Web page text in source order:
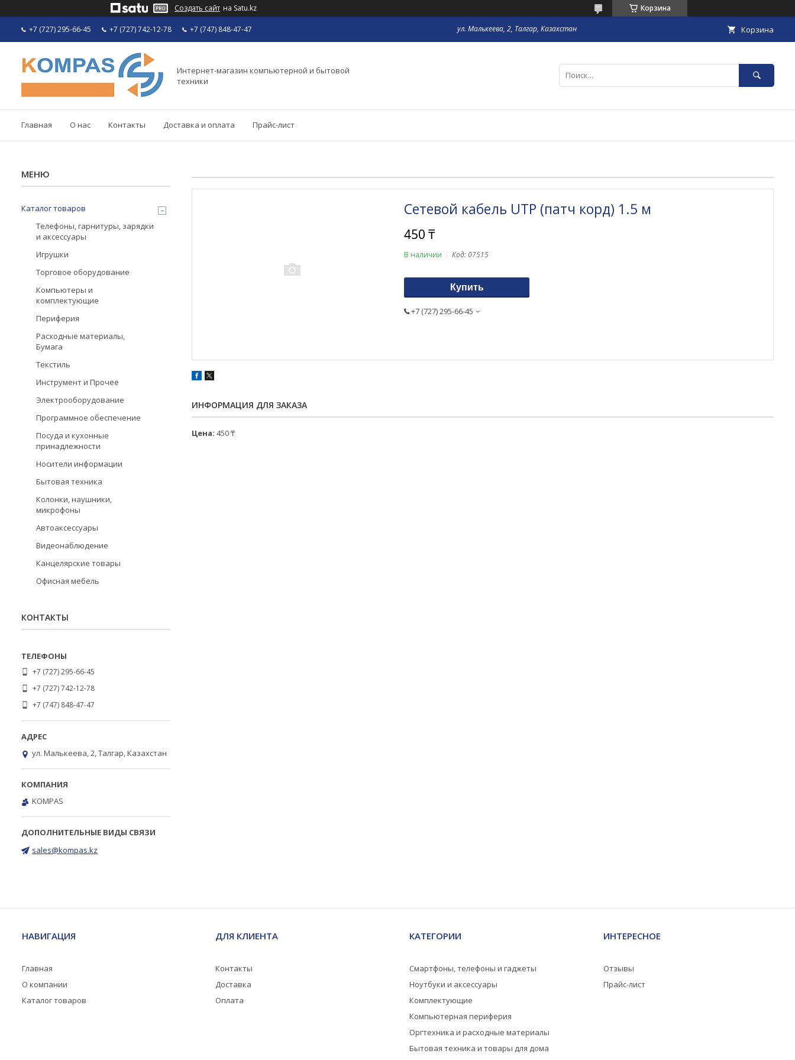
Создать сайт на Satu.kz Корзина
+7 (727) 295-66-45 +7 (727) 742-12-78 +7 (747) 848-47-47 ул. Малькеева, 2, Талгар, Казахстан Корзина
Интернет-магазин компьютерной и бытовой
техники
Главная О нас Контакты Доставка и оплата Прайс-лист
Сетевой кабель UTP (патч корд) 1.5 м
450 ₸
В наличии Код:07515
Купить
+7 (727) 295-66-45
ИНФОРМАЦИЯ ДЛЯ ЗАКАЗА
Цена: 450 ₸
Каталог товаров
Телефоны, гарнитуры, зарядки
и аксессуары
Игрушки
Торговое оборудование
Компьютеры и
комплектующие
Периферия
Расходные материалы,
Бумага
Текстиль
Инструмент и Прочее
Электрооборудование
Программное обеспечение
Посуда и кухонные
принадлежности
Носители информации
Бытовая техника
Колонки, наушники,
микрофоны
Автоаксессуары
Видеонаблюдение
Канцелярские товары
Офисная мебель
КОНТАКТЫ
+7 (727) 295-66-45
+7 (727) 742-12-78
+7 (747) 848-47-47
ул. Малькеева, 2, Талгар, Казахстан
KOMPAS
sales@kompas.kz
НАВИГАЦИЯ
Главная
О компании
Каталог товаров
ДЛЯ КЛИЕНТА
Контакты
Доставка
Оплата
КАТЕГОРИИ
Смартфоны, телефоны и гаджеты
Ноутбуки и аксессуары
Комплектующие
Компьютерная периферия
Оргтехника и расходные материалы
Бытовая техника и товары для дома
ИНТЕРЕСНОЕ
Отзывы
Прайс-лист